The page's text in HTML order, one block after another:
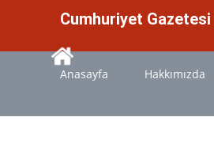
Cumhuriyet
Anasayfa Hakkımızda